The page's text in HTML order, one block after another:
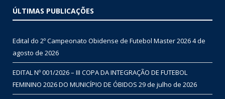
ÚLTIMAS PUBLICAÇÕES
Edital do 2º Campeonato Obidense de Futebol Master 20264 de
agosto de 2026
EDITAL Nº 001/2026 – III COPA DA INTEGRAÇÃO DE FUTEBOL
FEMININO 2026 DO MUNICÍPIO DE ÓBIDOS 29 de julho de 2026